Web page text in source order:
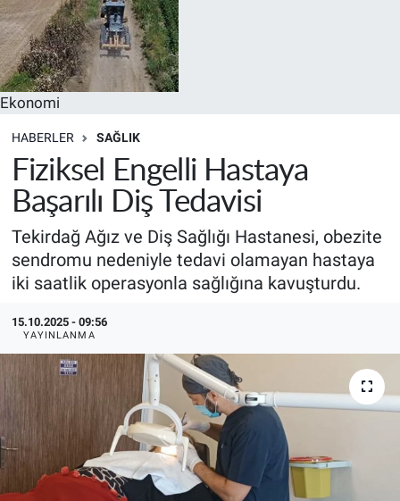
Ekonomi
HABERLER SAĞLIK
Fiziksel Engelli Hastaya
Başarılı Diş Tedavisi
Tekirdağ Ağız ve Diş Sağlığı Hastanesi, obezite
sendromu nedeniyle tedavi olamayan hastaya
iki saatlik operasyonla sağlığına kavuşturdu.
15.10.2025 - 09:56
YAYINLANMA